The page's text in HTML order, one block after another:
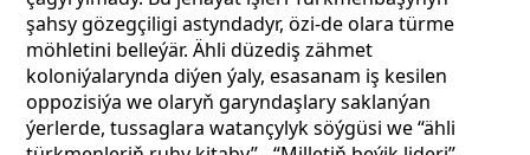
şahsy gözegçiligi astyndadyr, özi-de olara türme
möhletini belleýär. Ähli düzediş zähmet
koloniýalarynda diýen ýaly, esasanam iş kesilen
oppozisiýa we olaryň garyndaşlary saklanýan
ýerlerde, tussaglara watançylyk söýgüsi we “ähli